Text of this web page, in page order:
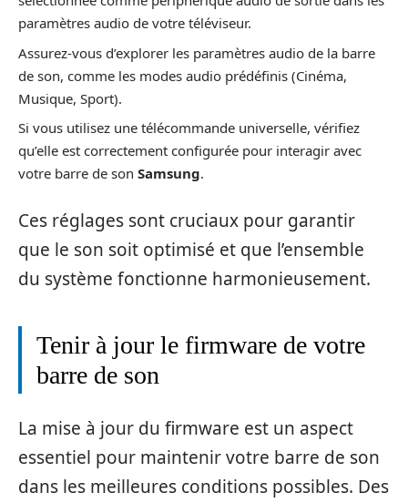
paramètres audio de votre téléviseur.
Assurez-vous d’explorer les paramètres audio de la barre
de son, comme les modes audio prédéfinis (Cinéma,
Musique, Sport).
Si vous utilisez une télécommande universelle, vérifiez
qu’elle est correctement configurée pour interagir avec
votre barre de son Samsung.
Ces réglages sont cruciaux pour garantir
que le son soit optimisé et que l’ensemble
du système fonctionne harmonieusement.
Tenir à jour le firmware de votre
barre de son
La mise à jour du firmware est un aspect
essentiel pour maintenir votre barre de son
dans les meilleures conditions possibles. Des